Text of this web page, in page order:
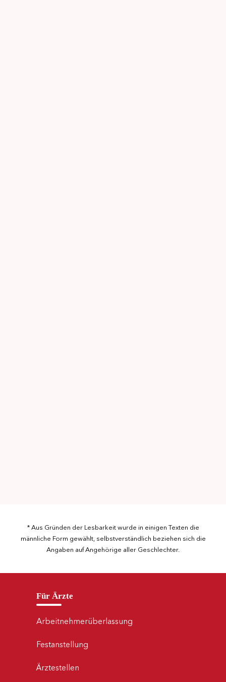
* Aus Gründen der Lesbarkeit wurde in einigen Texten die
männliche Form gewählt, selbstverständlich beziehen sich die
Angaben auf Angehörige aller Geschlechter.
Für Ärzte
Arbeitnehmerüberlassung
Festanstellung
Ärztestellen